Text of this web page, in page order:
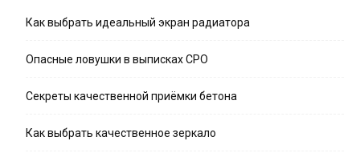
Как выбрать идеальный экран радиатора
Опасные ловушки в выписках СРО
Секреты качественной приёмки бетона
Как выбрать качественное зеркало